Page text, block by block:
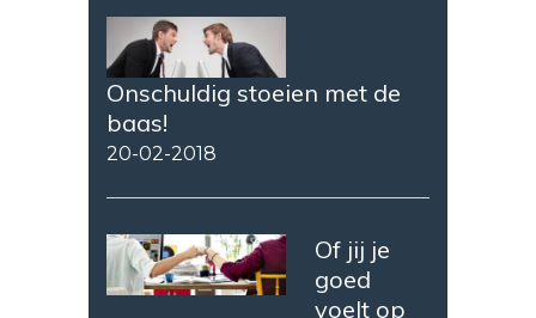
Onschuldig stoeien met de
baas!
20-02-2018
Of jij je
goed
voelt op